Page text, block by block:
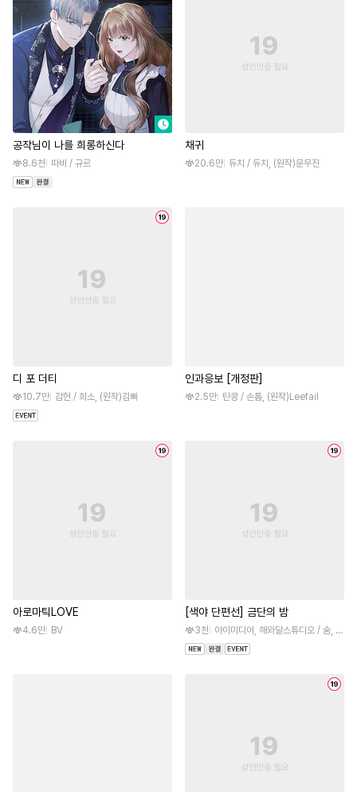
공작님이 나를 희롱하신다
8.6천 따비 / 규르
채귀
20.6만 듀치 / 듀치, (원작)문무진
디 포 더티
10.7만 감헌 / 희소, (원작)김빠
인과응보 [개정판]
2.5만 탄콩 / 손톱, (원작)Leefail
아로마틱LOVE
4.6만 BV
[색야 단편선] 금단의 밤
3천 아이미디어, 해와달스튜디오 / 숨, (원작)벽희